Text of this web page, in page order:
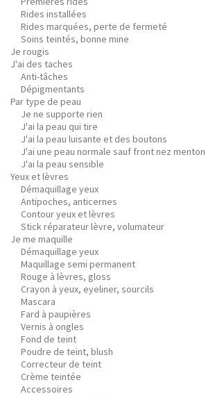
Rides installées
Rides marquées, perte de fermeté
Soins teintés, bonne mine
Je rougis
J'ai des taches
Anti-tâches
Dépigmentants
Par type de peau
Je ne supporte rien
J'ai la peau qui tire
J'ai la peau luisante et des boutons
J'ai une peau normale sauf front nez menton
J'ai la peau sensible
Yeux et lèvres
Démaquillage yeux
Antipoches, anticernes
Contour yeux et lèvres
Stick réparateur lèvre, volumateur
Je me maquille
Démaquillage yeux
Maquillage semi permanent
Rouge à lèvres, gloss
Crayon à yeux, eyeliner, sourcils
Mascara
Fard à paupières
Vernis à ongles
Fond de teint
Poudre de teint, blush
Correcteur de teint
Crème teintée
Accessoires